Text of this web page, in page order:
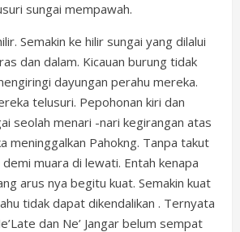
sungai mempawah.
Semakin ke hilir sungai yang dilalui
dan dalam. Kicauan burung tidak
dayungan perahu mereka.
telusuri. Pepohonan kiri dan
seolah menari -nari kegirangan atas
meninggalkan Pahokng. Tanpa takut
muara di lewati. Entah kenapa
arus nya begitu kuat. Semakin kuat
tidak dapat dikendalikan . Ternyata
dan Ne’ Jangar belum sempat